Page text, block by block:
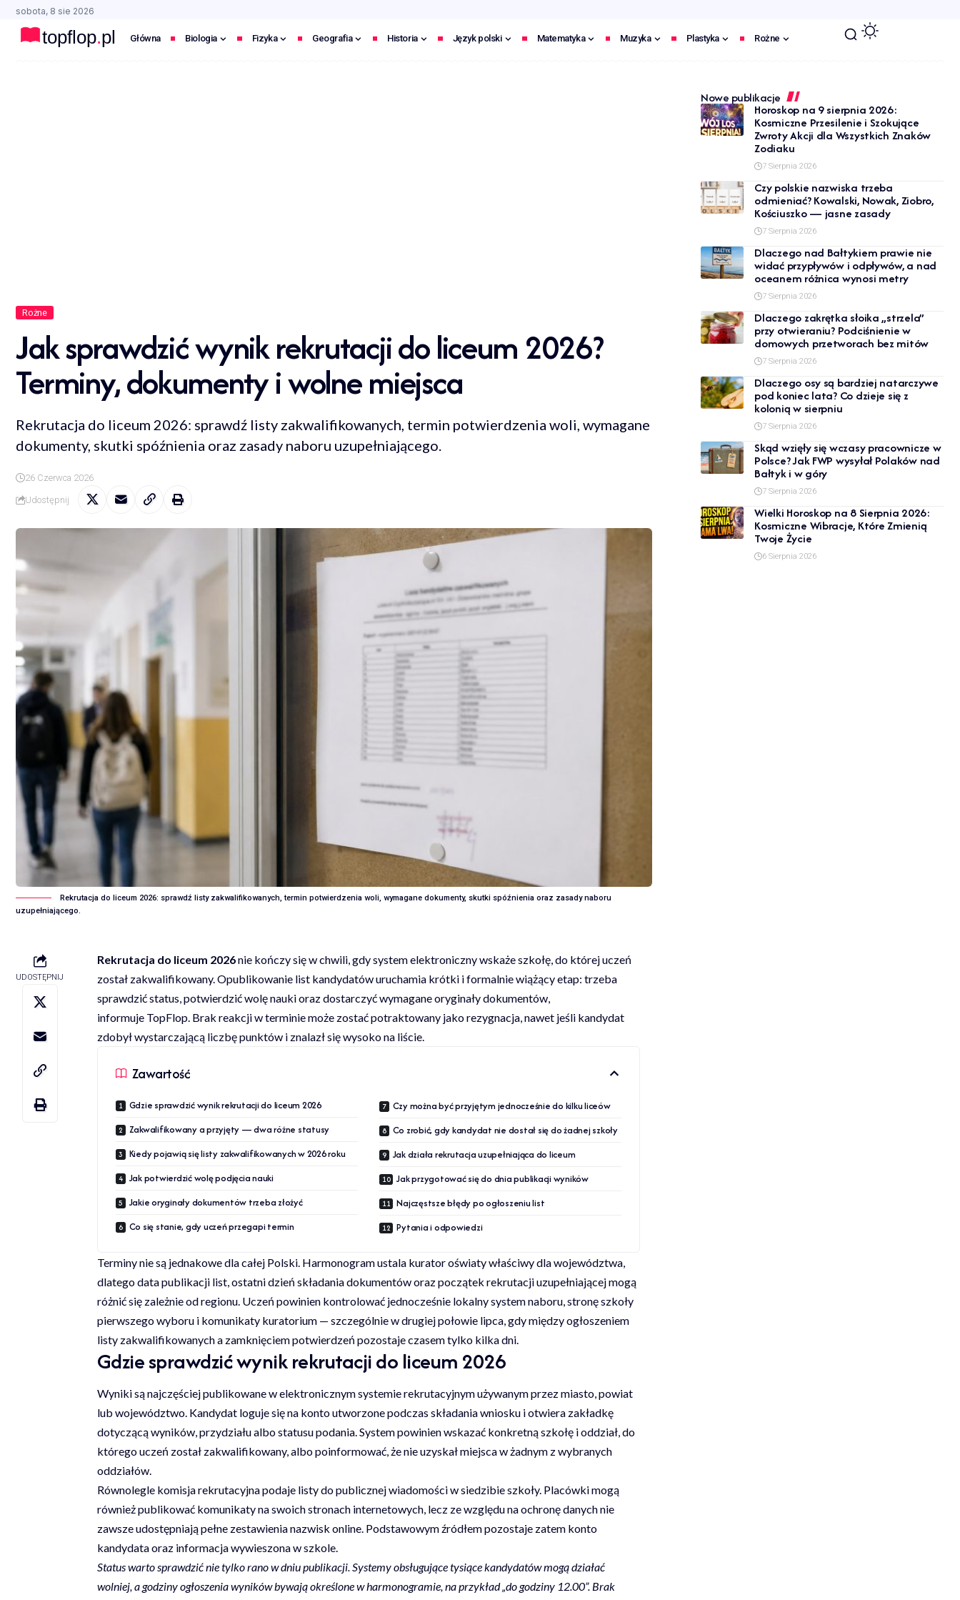
sobota, 8 sie 2026
Główna Biologia Fizyka Geografia Historia Język polski Matematyka Muzyka Plastyka Rożne
Rożne
Jak sprawdzić wynik rekrutacji do liceum 2026?
Terminy, dokumenty i wolne miejsca
Rekrutacja do liceum 2026: sprawdź listy zakwalifikowanych, termin potwierdzenia woli, wymagane
dokumenty, skutki spóźnienia oraz zasady naboru uzupełniającego.
26 Czerwca 2026
Udostępnij
Rekrutacja do liceum 2026: sprawdź listy zakwalifikowanych, termin potwierdzenia woli, wymagane dokumenty, skutki spóźnienia oraz zasady naboru
uzupełniającego.
UDOSTĘPNIJ
Rekrutacja do liceum 2026nie kończy się w chwili, gdy system elektroniczny wskaże szkołę, do której uczeń
został zakwalifikowany. Opublikowanie list kandydatów uruchamia krótki i formalnie wiążący etap: trzeba
sprawdzić status, potwierdzić wolę nauki oraz dostarczyć wymagane oryginały dokumentów,
informuje TopFlop. Brak reakcji w terminie może zostać potraktowany jako rezygnacja, nawet jeśli kandydat
zdobył wystarczającą liczbę punktów i znalazł się wysoko na liście.
Zawartość
Gdzie sprawdzić wynik rekrutacji do liceum 2026
Zakwalifikowany a przyjęty — dwa różne statusy
Kiedy pojawią się listy zakwalifikowanych w 2026 roku
Jak potwierdzić wolę podjęcia nauki
Jakie oryginały dokumentów trzeba złożyć
Co się stanie, gdy uczeń przegapi termin
Czy można być przyjętym jednocześnie do kilku liceów
Co zrobić, gdy kandydat nie dostał się do żadnej szkoły
Jak działa rekrutacja uzupełniająca do liceum
Jak przygotować się do dnia publikacji wyników
Najczęstsze błędy po ogłoszeniu list
Pytania i odpowiedzi
Terminy nie są jednakowe dla całej Polski. Harmonogram ustala kurator oświaty właściwy dla województwa,
dlatego data publikacji list, ostatni dzień składania dokumentów oraz początek rekrutacji uzupełniającej mogą
różnić się zależnie od regionu. Uczeń powinien kontrolować jednocześnie lokalny system naboru, stronę szkoły
pierwszego wyboru i komunikaty kuratorium — szczególnie w drugiej połowie lipca, gdy między ogłoszeniem
listy zakwalifikowanych a zamknięciem potwierdzeń pozostaje czasem tylko kilka dni.
Gdzie sprawdzić wynik rekrutacji do liceum 2026
Wyniki są najczęściej publikowane w elektronicznym systemie rekrutacyjnym używanym przez miasto, powiat
lub województwo. Kandydat loguje się na konto utworzone podczas składania wniosku i otwiera zakładkę
dotyczącą wyników, przydziału albo statusu podania. System powinien wskazać konkretną szkołę i oddział, do
którego uczeń został zakwalifikowany, albo poinformować, że nie uzyskał miejsca w żadnym z wybranych
oddziałów.
Równolegle komisja rekrutacyjna podaje listy do publicznej wiadomości w siedzibie szkoły. Placówki mogą
również publikować komunikaty na swoich stronach internetowych, lecz ze względu na ochronę danych nie
zawsze udostępniają pełne zestawienia nazwisk online. Podstawowym źródłem pozostaje zatem konto
kandydata oraz informacja wywieszona w szkole.
Status warto sprawdzić nie tylko rano w dniu publikacji. Systemy obsługujące tysiące kandydatów mogą działać
wolniej, a godziny ogłoszenia wyników bywają określone w harmonogramie, na przykład „do godziny 12.00”. Brak
Nowe publikacje
Horoskop na 9 sierpnia 2026:
Kosmiczne Przesilenie i Szokujące
Zwroty Akcji dla Wszystkich Znaków
Zodiaku
7 Sierpnia 2026
Czy polskie nazwiska trzeba
odmieniać? Kowalski, Nowak, Ziobro,
Kościuszko — jasne zasady
7 Sierpnia 2026
Dlaczego nad Bałtykiem prawie nie
widać przypływów i odpływów, a nad
oceanem różnica wynosi metry
7 Sierpnia 2026
Dlaczego zakrętka słoika „strzela”
przy otwieraniu? Podciśnienie w
domowych przetworach bez mitów
7 Sierpnia 2026
Dlaczego osy są bardziej natarczywe
pod koniec lata? Co dzieje się z
kolonią w sierpniu
7 Sierpnia 2026
Skąd wzięły się wczasy pracownicze w
Polsce? Jak FWP wysyłał Polaków nad
Bałtyk i w góry
7 Sierpnia 2026
Wielki Horoskop na 8 Sierpnia 2026:
Kosmiczne Wibracje, Które Zmienią
Twoje Życie
6 Sierpnia 2026